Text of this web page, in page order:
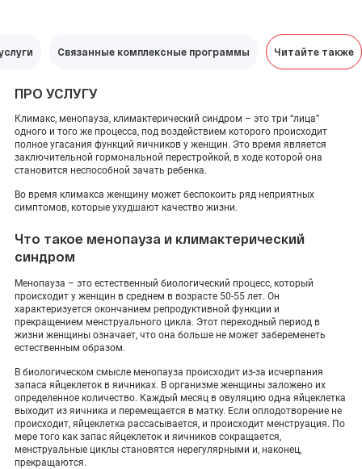
ПН-ПТ:09:00 - 18:00
МОСКВА, УЛ. СТАРОВОЛЫНСКАЯ, 12 К1.
ПОКАЗАТЬ НА КАРТЕ
ADMIN@EXPERTCLINICS.RU
Связанные комплексные программы Читайте также
ПРО УСЛУГУ
Климакс, менопауза, климактерический синдром – это три “лица”
одного и того же процесса, под воздействием которого происходит
полное угасания функций яичников у женщин. Это время является
заключительной гормональной перестройкой, в ходе которой она
становится неспособной зачать ребенка.
Во время климакса женщину может беспокоить ряд неприятных
симптомов, которые ухудшают качество жизни.
Что такое менопауза и климактерический
синдром
Менопауза – это естественный биологический процесс, который
происходит у женщин в среднем в возрасте 50-55 лет. Он
характеризуется окончанием репродуктивной функции и
прекращением менструального цикла. Этот переходный период в
жизни женщины означает, что она больше не может забеременеть
естественным образом.
В биологическом смысле менопауза происходит из-за исчерпания
запаса яйцеклеток в яичниках. В организме женщины заложено их
определенное количество. Каждый месяц в овуляцию одна яйцеклетка
выходит из яичника и перемещается в матку. Если оплодотворение не
происходит, яйцеклетка рассасывается, и происходит менструация. По
мере того как запас яйцеклеток и яичников сокращается,
менструальные циклы становятся нерегулярными и, наконец,
прекращаются.